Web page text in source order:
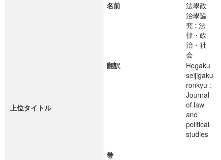
上位タイトル
名前
法學政
治學論
究 : 法
律・政
治・社
会
翻訳
Hogaku
seijigaku
ronkyu :
Journal
of law
and
political
studies
巻